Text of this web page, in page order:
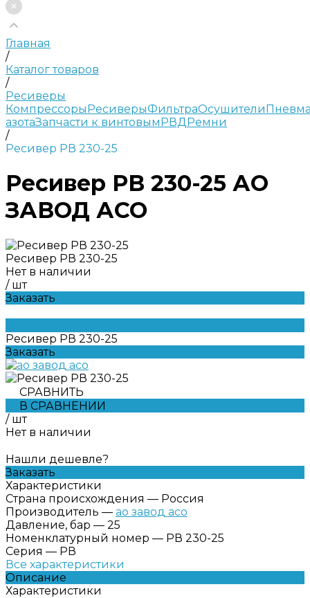
Главная
/
Каталог товаров
/
Ресиверы
КомпрессорыРесиверыФильтраОсушители
азотаЗапчасти к винтовымРВДРемни
/
Ресивер РВ 230-25
Ресивер РВ 230-25 АО
ЗАВОД АСО
Ресивер РВ 230-25
Нет в наличии
/ шт
Заказать
Ресивер РВ 230-25
Заказать
СРАВНИТЬ
В СРАВНЕНИИ
/ шт
Нет в наличии
Нашли дешевле?
Заказать
Характеристики
Страна происхождения — Россия
Производитель — ао завод асо
Давление, бар — 25
Номенклатурный номер — РВ 230-25
Серия — РВ
Все характеристики
Описание
Характеристики